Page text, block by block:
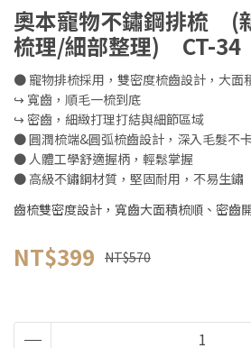
奧本寵物不鏽鋼排梳 (
梳理/細部整理) CT-34
● 寵物排梳採用，雙密度梳齒設計，大面
↪︎ 寬齒，順毛一梳到底
↪︎ 密齒，細緻打理打結與細節區域
● 圓潤梳端&圓弧梳齒設計，深入毛髮不
● 人體工學舒適握柄，輕鬆掌握
● 高級不鏽鋼材質，堅固耐用，不易生鏽
齒梳雙密度設計，寬齒大面積梳順、密齒
NT$399 NT$570